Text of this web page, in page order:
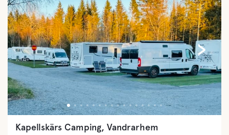
›
‹
Kapellskärs Camping, Vandrarhem